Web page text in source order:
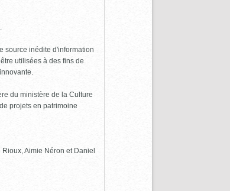
source inédite d'information
utilisées à des fins de
du ministère de la Culture
projets en patrimoine
Aimie Néron et Daniel